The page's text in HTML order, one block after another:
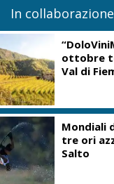
In
ottobre
Val di
Mondiali
tre ori
Salto